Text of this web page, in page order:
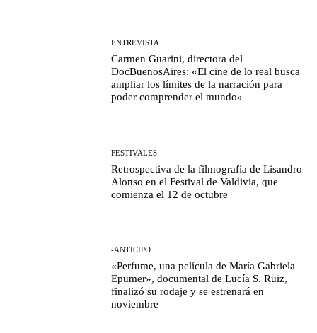
ENTREVISTA
Carmen Guarini, directora del
DocBuenosAires: «El cine de lo real busca
ampliar los límites de la narración para
poder comprender el mundo»
FESTIVALES
Retrospectiva de la filmografía de Lisandro
Alonso en el Festival de Valdivia, que
comienza el 12 de octubre
-ANTICIPO
«Perfume, una película de María Gabriela
Epumer», documental de Lucía S. Ruiz,
finalizó su rodaje y se estrenará en
noviembre